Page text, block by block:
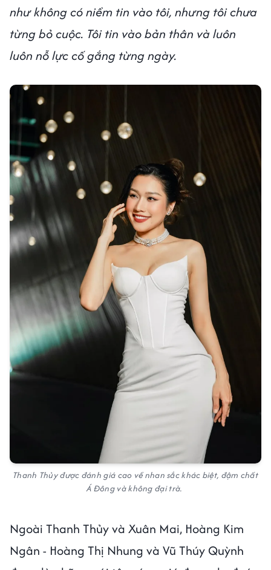
như không có niềm tin vào tôi, nhưng tôi chưa
từng bỏ cuộc. Tôi tin vào bản thân và luôn
luôn nỗ lực cố gắng từng ngày.
Thanh Thủy được đánh giá cao về nhan sắc khác biệt, đậm chất
Á Đông và không đại trà.
Ngoài Thanh Thủy và Xuân Mai, Hoàng Kim
Ngân - Hoàng Thị Nhung và Vũ Thúy Quỳnh